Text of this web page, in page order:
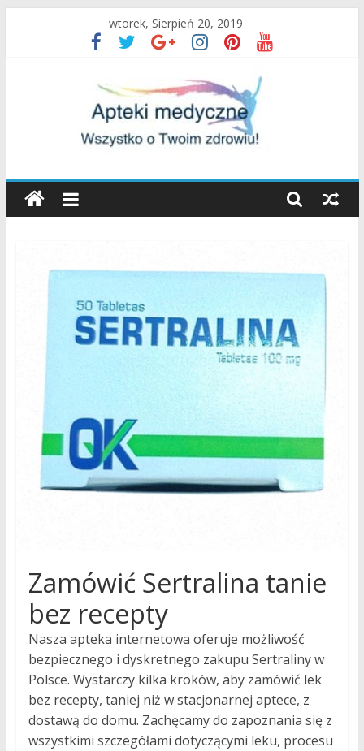
wtorek, Sierpień 20, 2019
Apteki
Medyczne
Blog
pasja!
Zamówić Sertralina tanie
bez recepty
Nasza apteka internetowa oferuje możliwość
bezpiecznego i dyskretnego zakupu Sertraliny w
Polsce. Wystarczy kilka kroków, aby zamówić lek
bez recepty, taniej niż w stacjonarnej aptece, z
dostawą do domu. Zachęcamy do zapoznania się z
wszystkimi szczegółami dotyczącymi leku, procesu